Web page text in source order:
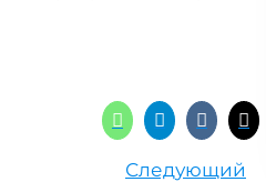
Следующий